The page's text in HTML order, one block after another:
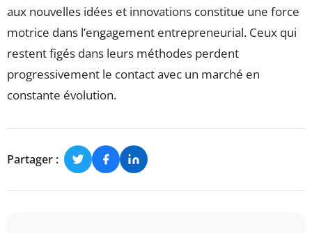
aux nouvelles idées et innovations constitue une force
motrice dans l’engagement entrepreneurial. Ceux qui
restent figés dans leurs méthodes perdent
progressivement le contact avec un marché en
constante évolution.
Partager :